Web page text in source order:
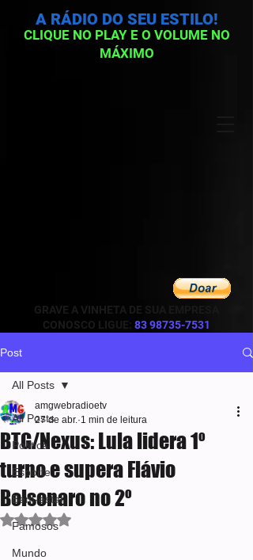
GRAVE A VINHETA DE SUA EMPRESA
CONOSCO LIGUE:
83 98735-7531
CLIQUE NO PLAY E O VOLUME NO
MÁXIMO
A RÁDIO DO SEU ESTILO!
Post
All Posts
Política
Esporte
Bem-estar
Famosos
Mundo
All Posts
BTG/Nexus: Lula lidera 1º
turno e supera Flávio
Bolsonaro no 2º
amgwebradioetv
27 de abr. 1 min de leitura
Avaliado com NaN de 5 estrelas.